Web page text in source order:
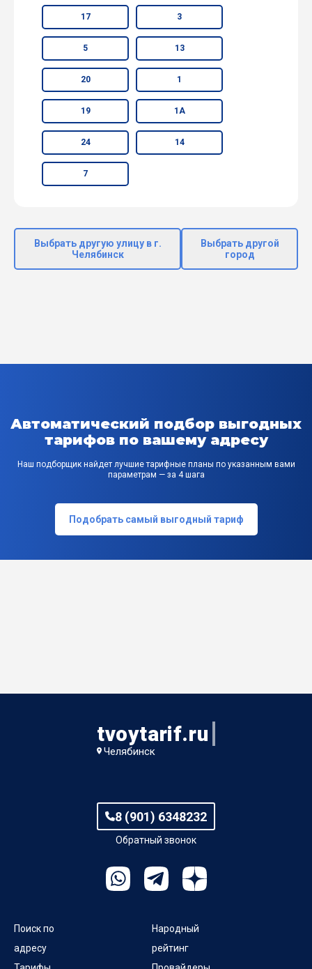
17 3
5 13
20 1
19 1А
24 14
7
Выбрать другую улицу в г.
Челябинск
Выбрать другой
город
Автоматический подбор выгодных
тарифов по вашему адресу
Наш подборщик найдет лучшие тарифные планы по указанным вами
параметрам — за 4 шага
Подобрать самый выгодный тариф
tvoytarif.ru
Челябинск
8 (901) 6348232
Обратный звонок
Поиск по
адресу
Народный
рейтинг